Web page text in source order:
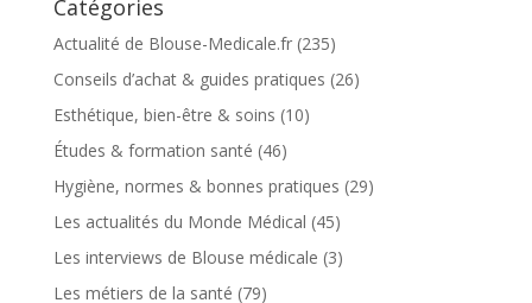
Catégories
Actualité de Blouse-Medicale.fr(235)
Conseils d’achat & guides pratiques (26)
Esthétique, bien-être & soins (10)
Études & formation santé (46)
Hygiène, normes & bonnes pratiques (29)
Les actualités du Monde Médical (45)
Les interviews de Blouse médicale (3)
Les métiers de la santé (79)